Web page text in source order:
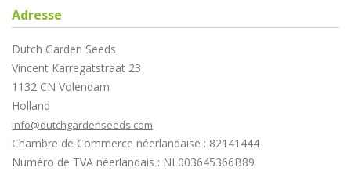
Adresse
Dutch Garden Seeds
Vincent Karregatstraat 23
1132 CN Volendam
Holland
info@dutchgardenseeds.com
Chambre de Commerce néerlandaise : 82141444
Numéro de TVA néerlandais : NL003645366B89